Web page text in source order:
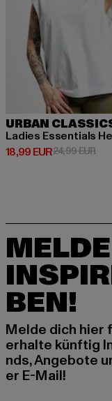
URBAN
18,99 EUR
Derzeitiger Preis: 18,99
24,99 EUR
BEN!
Melde dich hier
erhalte künftig
nds, Angebote
er E-Mail!